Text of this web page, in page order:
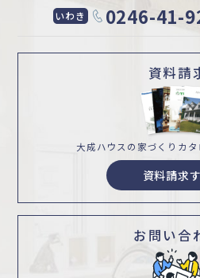
いわき 0246-41-
資料請
大成ハウスの家づくり カ
資料請求
お問い合